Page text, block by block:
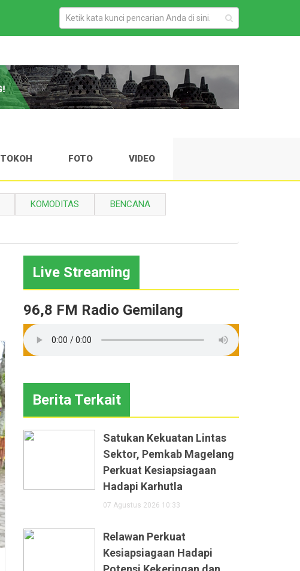
TOKOH FOTO VIDEO
KOMODITAS BENCANA
Live Streaming
96,8 FM Radio Gemilang
Berita Terkait
Satukan Kekuatan Lintas
Sektor, Pemkab Magelang
Perkuat Kesiapsiagaan
Hadapi Karhutla
07 Agustus 2026 10:33
Relawan Perkuat
Kesiapsiagaan Hadapi